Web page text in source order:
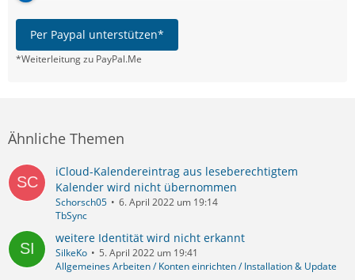
Per Paypal unterstützen*
*Weiterleitung zu PayPal.Me
Ähnliche Themen
iCloud-Kalendereintrag aus leseberechtigtem
Kalender wird nicht übernommen
Schorsch05
6. April 2022 um 19:14
TbSync
weitere Identität wird nicht erkannt
SilkeKo
5. April 2022 um 19:41
Allgemeines Arbeiten / Konten einrichten / Installation & Update